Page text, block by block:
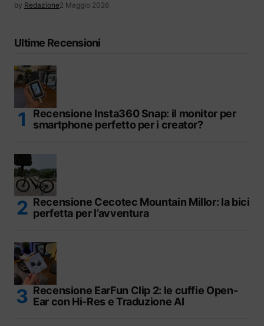
by Redazione2 Maggio 2026
Ultime Recensioni
Recensione Insta360 Snap: il monitor per
smartphone perfetto per i creator?
Recensione Cecotec Mountain Millor: la bici
perfetta per l’avventura
Recensione EarFun Clip 2: le cuffie Open-
Ear con Hi-Res e Traduzione AI